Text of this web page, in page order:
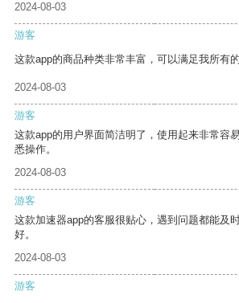
2024-08-03
游客
这款app的商品种类非常丰富，可以满足我所有的
2024-08-03
游客
这款app的用户界面简洁明了，使用起来非常容
悉操作。
2024-08-03
游客
这款加速器app的客服很贴心，遇到问题都能及
好。
2024-08-03
游客